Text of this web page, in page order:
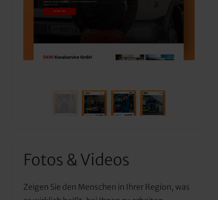
Fotos & Videos
Zeigen Sie den Menschen in Ihrer Region, was